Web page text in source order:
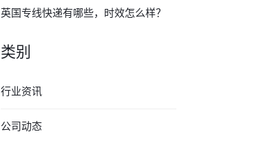
英国专线快递有哪些，时效怎么样？
类别
行业资讯
公司动态